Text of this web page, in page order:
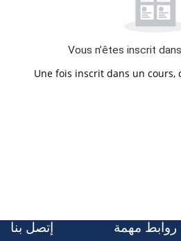
Vous n’êtes inscrit
Une fois inscrit dans un cours,
إتصل بنا
روابط مهمة